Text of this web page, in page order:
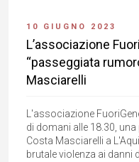
10 GIUGNO 2023
L’associazione
“passeggiata
Masciarelli
L'associazione
di domani alle 18.30,
Costa Masciarelli a
brutale violenza ai danni